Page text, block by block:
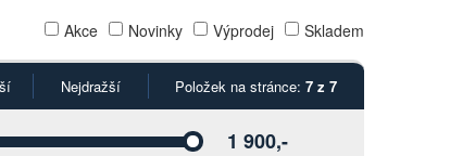
Akce Novinky Výprodej Skladem
Nejdražší Položek na stránce: 7 z 7
Vyberte1 900,-